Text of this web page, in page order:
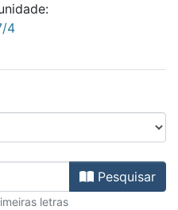
4
por autor
Pesquisar
letras